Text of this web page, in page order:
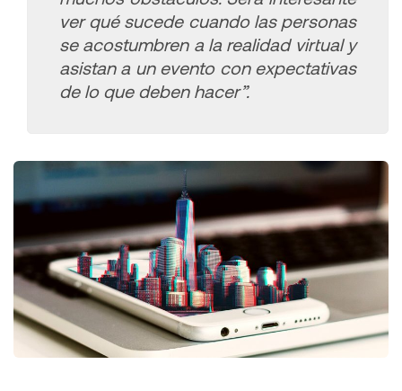
ver qué sucede cuando las personas
se acostumbren a la realidad virtual y
asistan a un evento con expectativas
de lo que deben hacer”.